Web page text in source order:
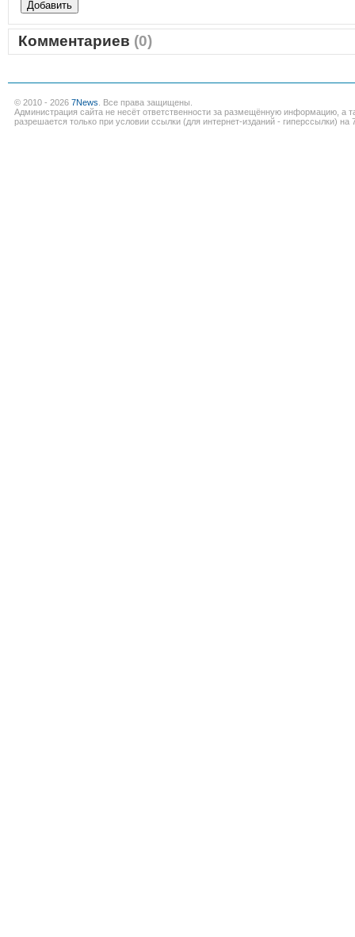
Комментариев (0)
© 2010 - 2026 7News . Все права защищены.
Администрация сайта не несёт ответственности за размещённую информацию, а
разрешается только при условии ссылки (для интернет-изданий - гиперссылки) на